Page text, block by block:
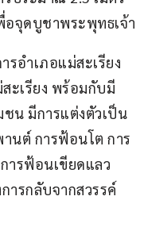
อจุดบูชาพระพุทธเจ้า
อำเภอแม่สะเรียง
ะเรียง พร้อมกับมี
น มีการแต่งตัวเป็น
นต์ การฟ้อนโต การ
ารฟ้อนเขียดแลว
ารกลับจากสวรรค์